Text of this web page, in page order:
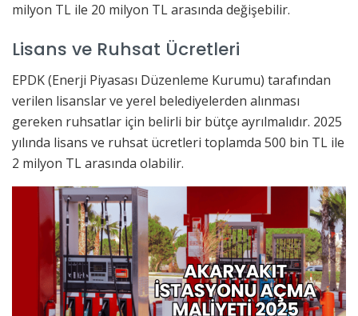
milyon TL ile 20 milyon TL arasında değişebilir.
Lisans ve Ruhsat Ücretleri
EPDK (Enerji Piyasası Düzenleme Kurumu) tarafından
verilen lisanslar ve yerel belediyelerden alınması
gereken ruhsatlar için belirli bir bütçe ayrılmalıdır. 2025
yılında lisans ve ruhsat ücretleri toplamda 500 bin TL ile
2 milyon TL arasında olabilir.